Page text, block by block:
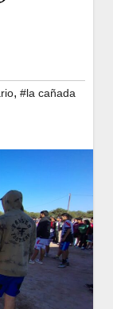
, #la cañada